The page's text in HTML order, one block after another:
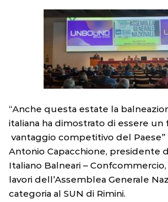
“Anche questa estate la
italiana ha dimostrato di essere un
vantaggio competitivo del Paese”
Antonio Capacchione, presidente
Italiano Balneari –
lavori dell’Assemblea Generale
categoria al SUN di Rimini.